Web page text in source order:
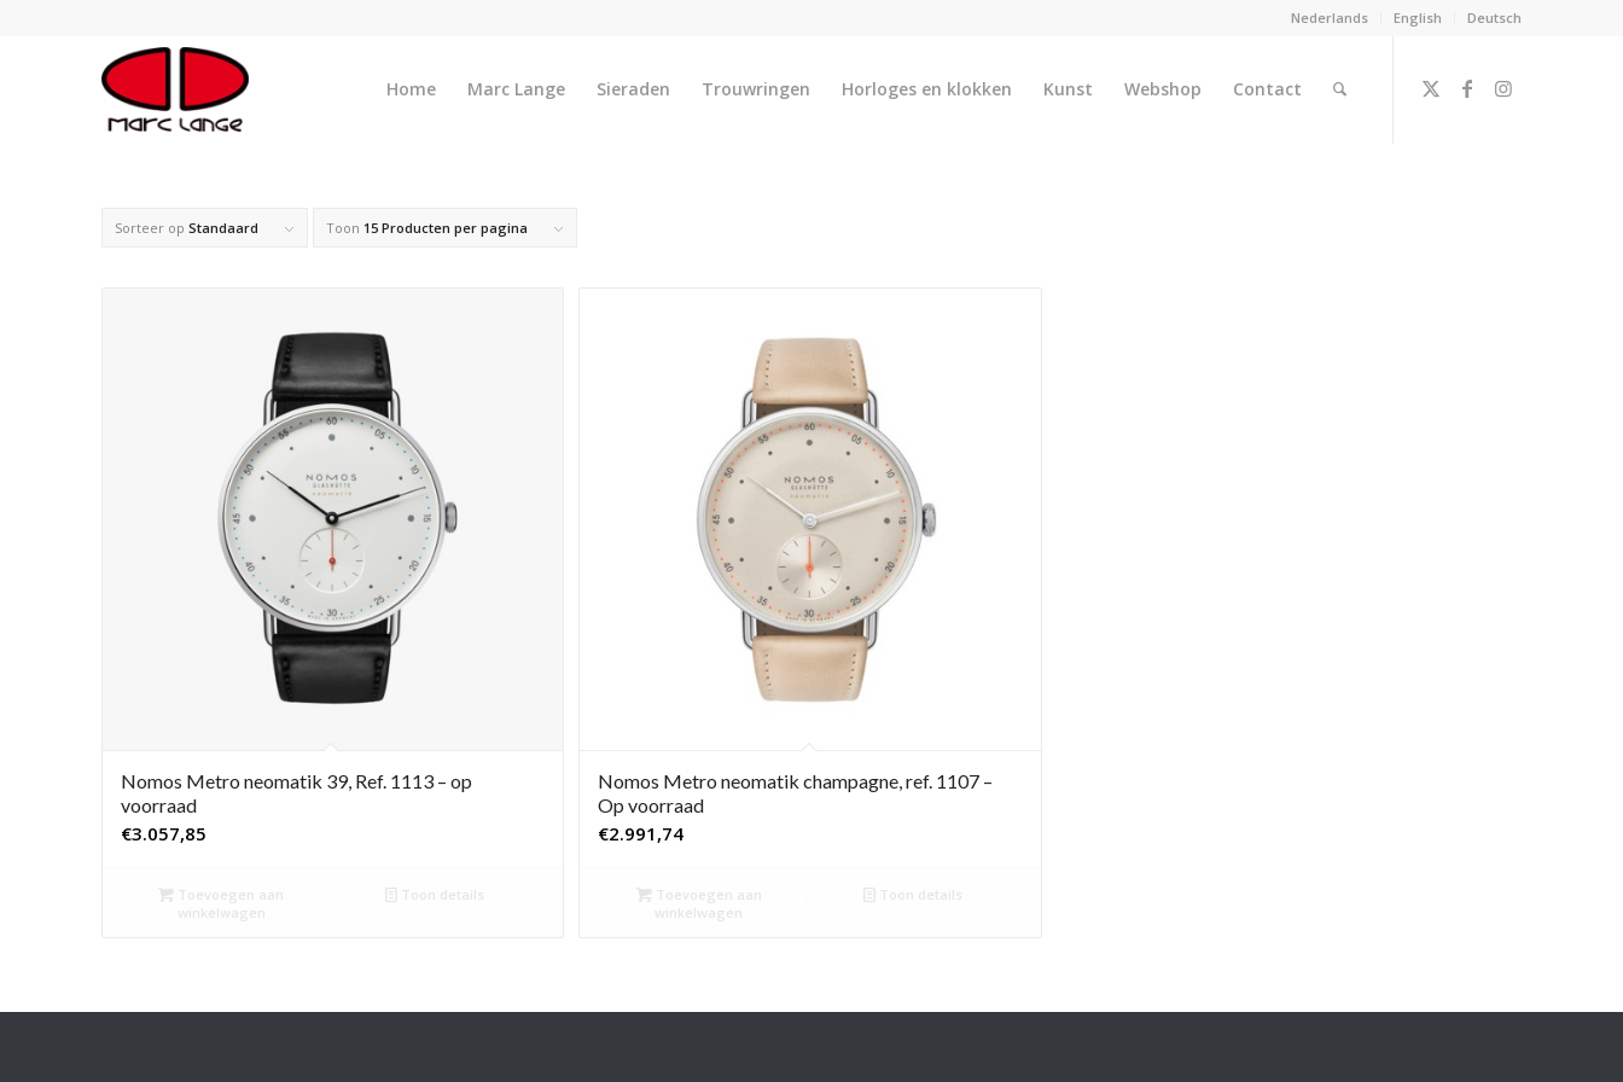
Nederlands English Deutsch
Home Marc Lange Sieraden Trouwringen Horloges en klokken Kunst Webshop Contact
Sorteer op Standaard Toon 15 Producten per pagina
Nomos Metro neomatik 39, Ref. 1113 – op
voorraad
€3.057,85
Toevoegen aan
winkelwagen
Toon details
Nomos Metro neomatik champagne, ref. 1107 –
Op voorraad
€2.991,74
Toevoegen aan
winkelwagen
Toon details